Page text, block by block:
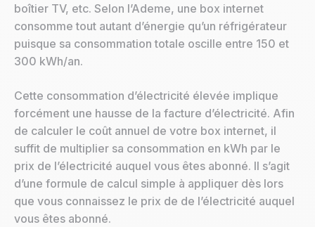
boîtier TV, etc. Selon l’Ademe, une box internet
consomme tout autant d’énergie qu’un réfrigérateur
puisque sa consommation totale oscille entre 150 et
300 kWh/an.
Cette consommation d’électricité élevée implique
forcément une hausse de la facture d’électricité. Afin
de calculer le coût annuel de votre box internet, il
suffit de multiplier sa consommation en kWh par le
prix de l’électricité auquel vous êtes abonné. Il s’agit
d’une formule de calcul simple à appliquer dès lors
que vous connaissez le prix de de l’électricité auquel
vous êtes abonné.